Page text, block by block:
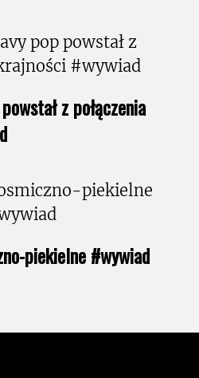
z połączenia
piekielne #wywiad